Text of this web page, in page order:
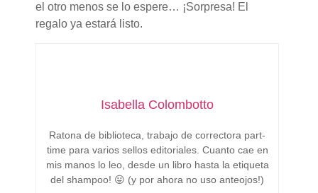
el otro menos se lo espere… ¡Sorpresa! El
regalo ya estará listo.
Isabella Colombotto
Ratona de biblioteca, trabajo de correctora part-
time para varios sellos editoriales. Cuanto cae en
mis manos lo leo, desde un libro hasta la etiqueta
del shampoo! 😛 (y por ahora no uso anteojos!)